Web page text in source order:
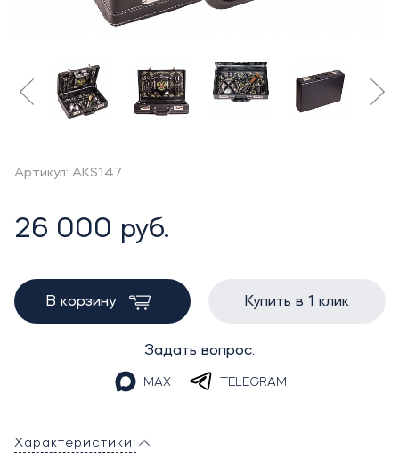
Артикул: AKS147
26 000 руб.
В корзину Купить в 1 клик
Задать вопрос:
MAX TELEGRAM
Характеристики: